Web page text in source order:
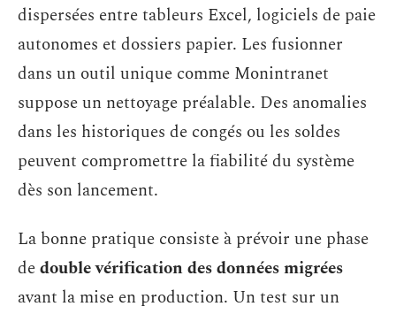
dispersées entre tableurs Excel, logiciels de paie
autonomes et dossiers papier. Les fusionner
dans un outil unique comme Monintranet
suppose un nettoyage préalable. Des anomalies
dans les historiques de congés ou les soldes
peuvent compromettre la fiabilité du système
dès son lancement.
La bonne pratique consiste à prévoir une phase
dedouble vérification des données migrées
avant la mise en production. Un test sur un